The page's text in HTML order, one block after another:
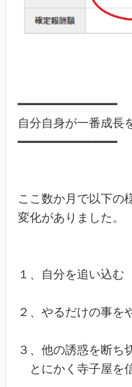
━━━━━━━━━━━━━━
自分自身が一番成長
━━━━━━━━━━━━━━
ここ数か月で以下の
変化がありました。
１、自分を追い込む
２、やるだけの事を
３、他の誘惑を断ち
とにかく寺子屋を